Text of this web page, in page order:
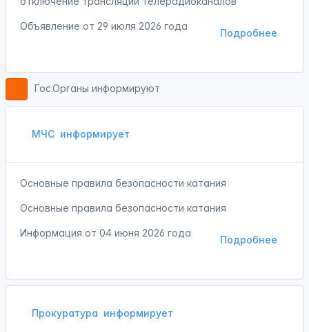
Подробнее
Объявление от 29 июля 2026 года
Гос.Органы информируют
МЧС информирует
Основные правила безопасности катания
Основные правила безопасности катания
Подробнее
Информация от 04 июня 2026 года
Прокуратура информирует